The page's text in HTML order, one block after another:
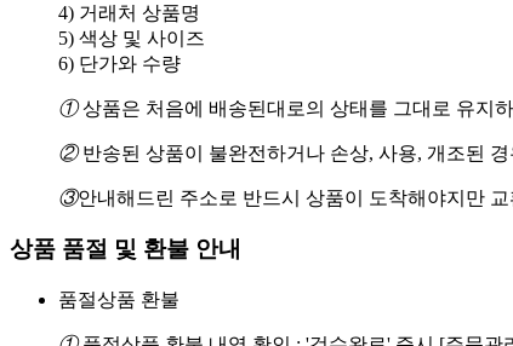
4) 거래처 상품명
5) 색상 및 사이즈
6) 단가와 수량
①상품은 처음에 배송된대로의 상태를 그대로 유지
②반송된 상품이 불완전하거나 손상, 사용, 개조된
③안내해드린 주소로 반드시 상품이 도착해야지만
상품 품절 및 환불 안내
품절상품 환불